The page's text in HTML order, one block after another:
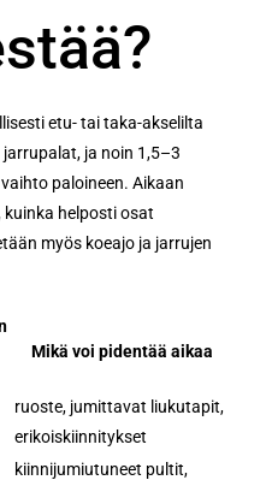
etu- tai taka-akselilta
ja noin 1,5–3
paloineen. Aikaan
helposti osat
myös koeajo ja jarrujen
Mikä voi pidentää aikaa
ruoste, jumittavat liukutapit,
erikoiskiinnitykset
kiinnijumiutuneet pultit,